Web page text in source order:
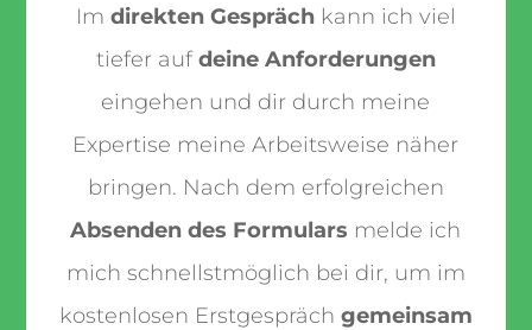
Im direkten Gesprächkann ich viel
tiefer aufdeine Anforderungen
eingehen und dir durch meine
Expertise meine Arbeitsweise näher
bringen. Nach dem erfolgreichen
Absenden des Formulars melde ich
mich schnellstmöglich bei dir, um im
kostenlosen Erstgespräch gemeinsam